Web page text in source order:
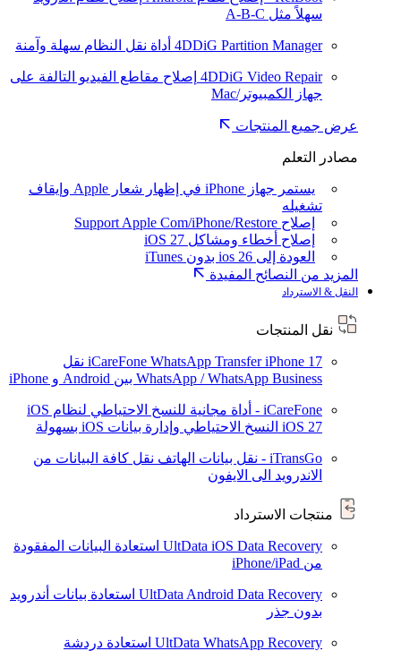
سهلاً مثل A-B-C
4DDiG Partition Manager أداة نقل النظام سهلة وآمنة
4DDiG Video Repair إصلاح مقاطع الفيديو التالفة على
جهاز الكمبيوتر/Mac
عرض جميع المنتجات
مصادر التعلم
يستمر جهاز iPhone في إظهار شعار Apple وإيقاف
تشغيله
إصلاح Support Apple Com/iPhone/Restore
إصلاح أخطاء ومشاكل iOS 27
العودة إلى ios 26 بدون iTunes
المزيد من النصائح المفيدة
النقل & الاسترداد
نقل المنتجات
iCareFone WhatsApp TransferiPhone 17
نقل
WhatsApp / WhatsApp Business بين Android و iPhone
iCareFone - أداة مجانية للنسخ الاحتياطي لنظام iOS
iOS 27 النسخ الاحتياطي وإدارة بيانات iOS بسهولة
iTransGo - نقل بيانات الهاتف
نقل كافة البيانات من
الاندرويد الى الايفون
منتجات الاسترداد
UltData iOS Data Recovery استعادة البيانات المفقودة
من iPhone/iPad
UltData Android Data Recovery استعادة بيانات أندرويد
بدون جذر
UltData WhatsApp Recovery استعادة دردشة